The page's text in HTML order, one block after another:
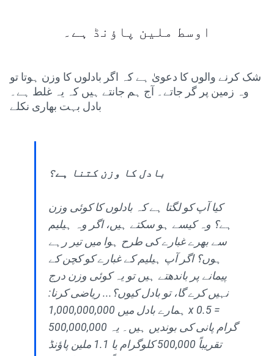
اوسط ملین پاؤنڈ ہے۔
شک کرنے والوں کا دعویٰ ہے کہ اگر بادلوں کا وزن ہوتا تو
وہ زمین پر گر جاتے۔ آج ہم جانتے ہیں کہ یہ غلط ہے۔
بادل بہت بھاری نکلے
بادل کا وزن کتنا ہے؟
کیا آپ کو لگتا ہے کہ بادلوں کا کوئی وزن
ہے؟ وہ کیسے ہو سکتے ہیں، اگر وہ ہیلیم
سے بھرے غبارے کی طرح ہوا میں تیر رہے
ہوں؟ اگر آپ ہیلیم کے غبارے کو کچن کے
پیمانے پر باندھتے ہیں تو یہ کوئی وزن درج
نہیں کرے گا، تو بادل کیوں؟... ریاضی کرنا:
ہمارے بادل میں 1,000,000,000 x 0.5 =
500,000,000 گرام پانی کی بوندیں ہیں۔ یہ
تقریباً 500,000 کلوگرام یا 1.1 ملین پاؤنڈ